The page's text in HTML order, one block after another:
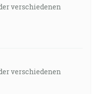
verschiedenen
verschiedenen